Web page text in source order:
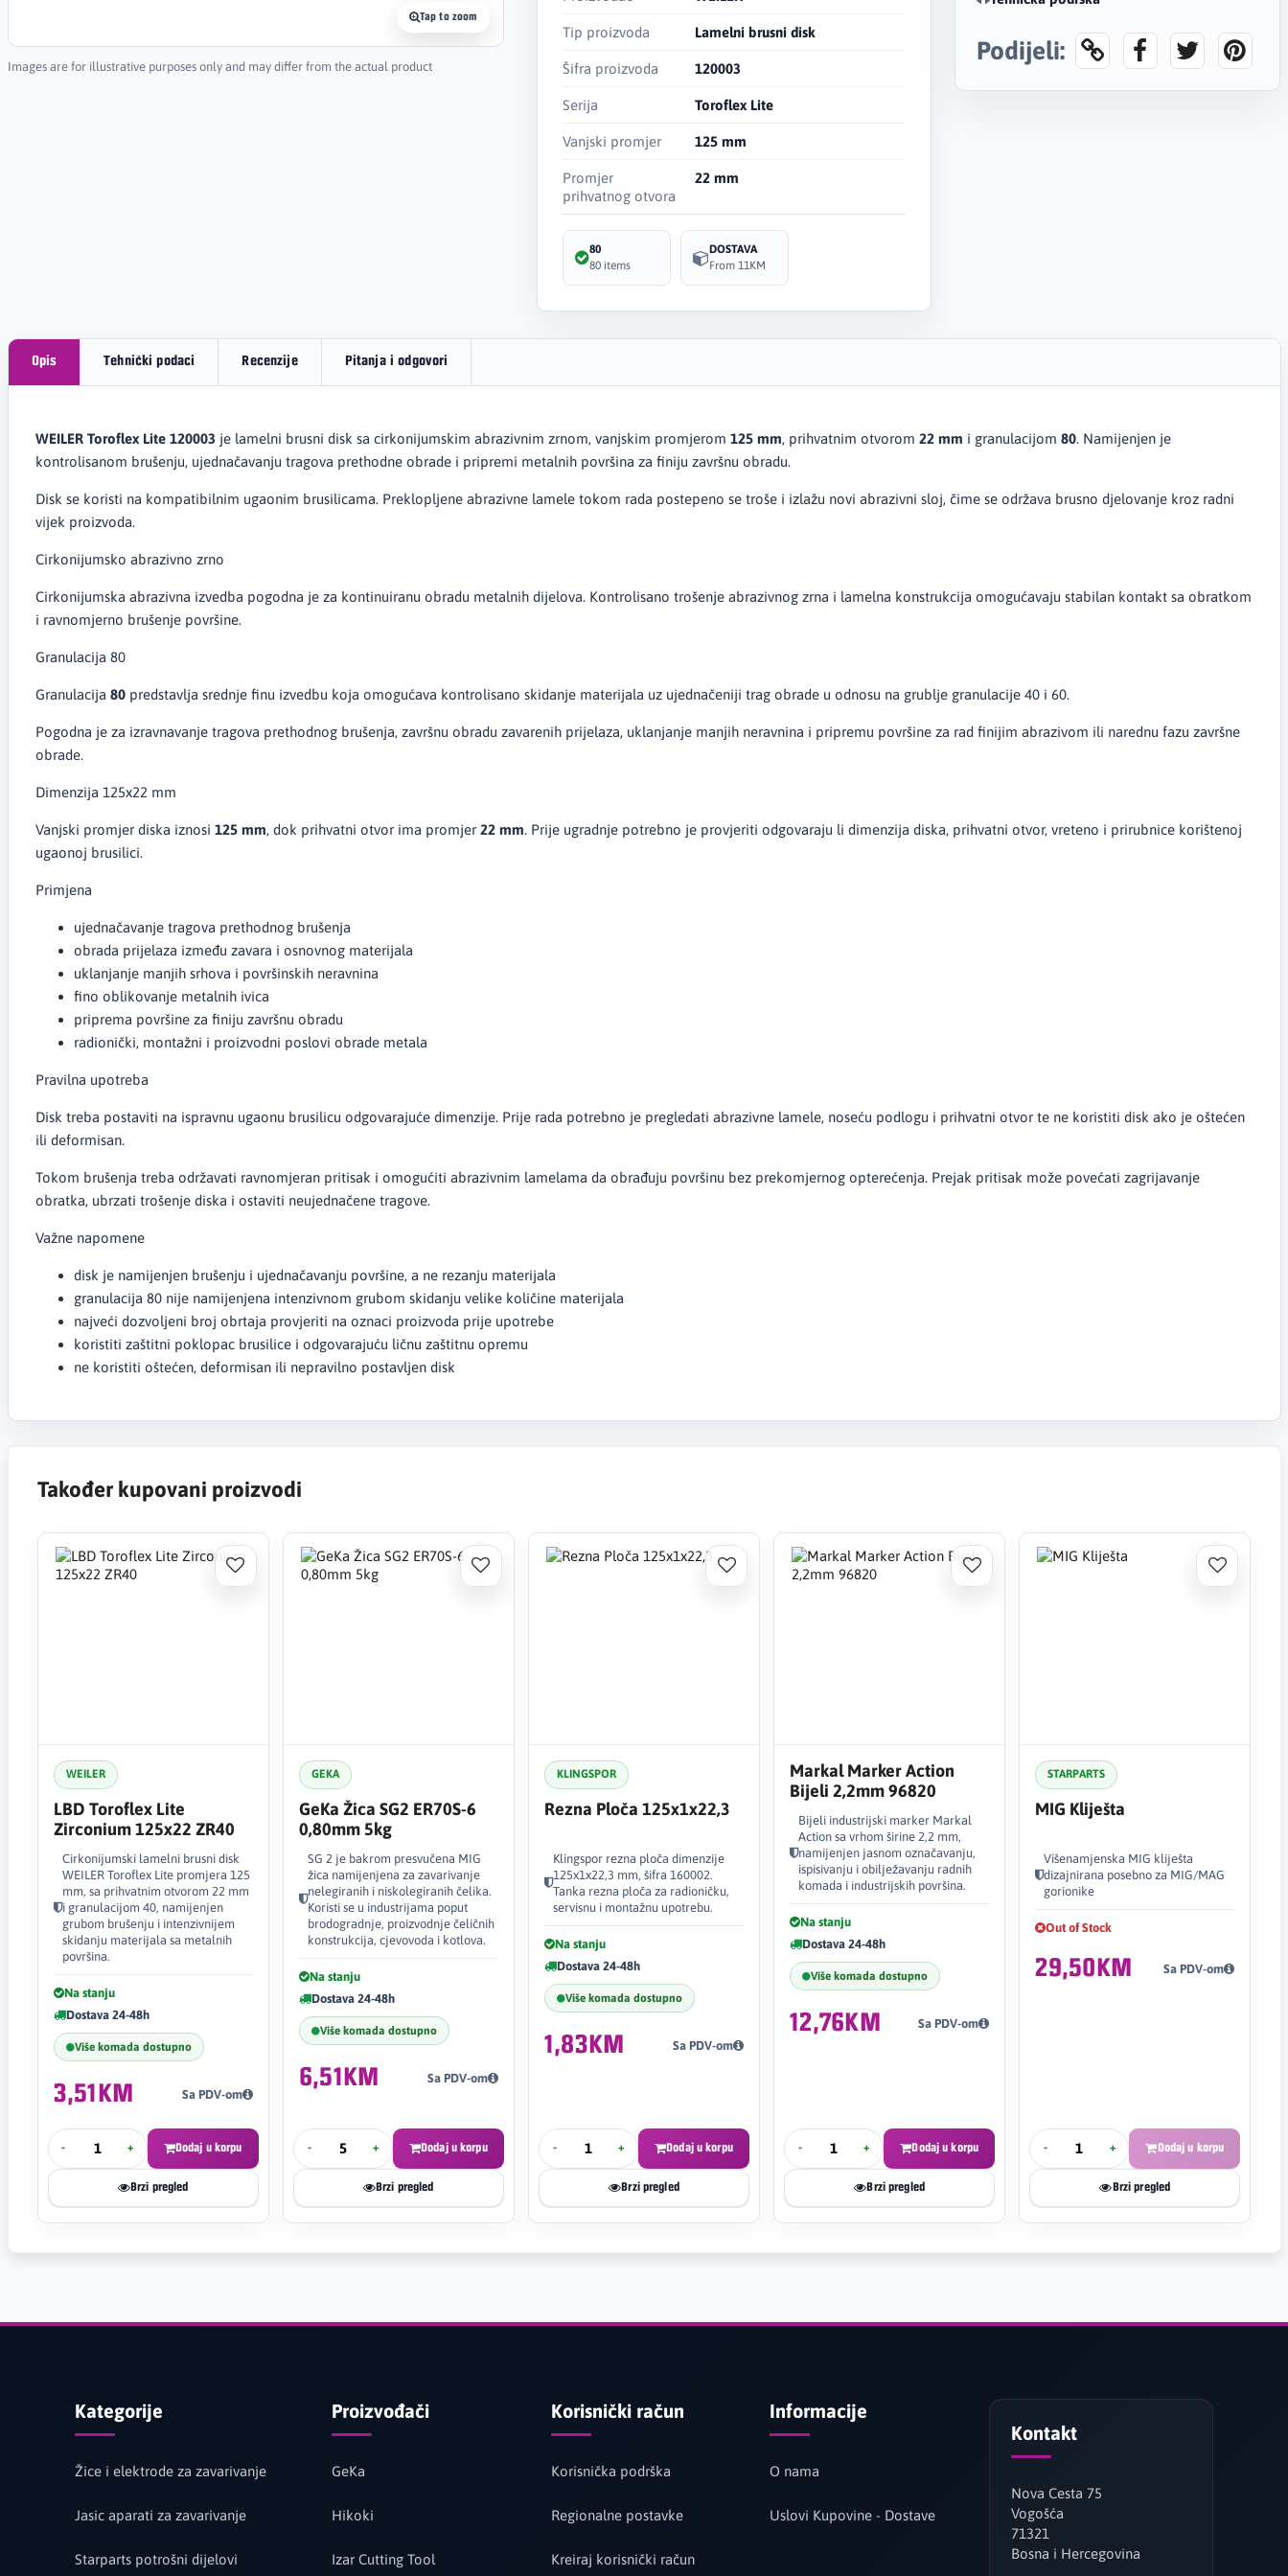
Tap to zoom
Images are for illustrative purposes only and may differ from the actual product
Tip proizvoda Lamelni brusni disk
Šifra proizvoda 120003
Serija Toroflex Lite
Vanjski promjer 125 mm
Promjer
prihvatnog otvora
22 mm
80
80 items
DOSTAVA
From 11KM
Podijeli:
Opis Tehnički podaci Recenzije Pitanja i odgovori
WEILER Toroflex Lite 120003 je lamelni brusni disk sa cirkonijumskim abrazivnim zrnom, vanjskim promjerom 125 mm, prihvatnim otvorom 22 mm i granulacijom 80. Namijenjen je
kontrolisanom brušenju, ujednačavanju tragova prethodne obrade i pripremi metalnih površina za finiju završnu obradu.
Disk se koristi na kompatibilnim ugaonim brusilicama. Preklopljene abrazivne lamele tokom rada postepeno se troše i izlažu novi abrazivni sloj, čime se održava brusno djelovanje kroz radni
vijek proizvoda.
Cirkonijumsko abrazivno zrno
Cirkonijumska abrazivna izvedba pogodna je za kontinuiranu obradu metalnih dijelova. Kontrolisano trošenje abrazivnog zrna i lamelna konstrukcija omogućavaju stabilan kontakt sa obratkom
i ravnomjerno brušenje površine.
Granulacija 80
Granulacija 80predstavlja srednje finu izvedbu koja omogućava kontrolisano skidanje materijala uz ujednačeniji trag obrade u odnosu na grublje granulacije 40 i 60.
Pogodna je za izravnavanje tragova prethodnog brušenja, završnu obradu zavarenih prijelaza, uklanjanje manjih neravnina i pripremu površine za rad finijim abrazivom ili narednu fazu završne
obrade.
Dimenzija 125x22 mm
Vanjski promjer diska iznosi 125 mm, dok prihvatni otvor ima promjer 22 mm. Prije ugradnje potrebno je provjeriti odgovaraju li dimenzija diska, prihvatni otvor, vreteno i prirubnice korištenoj
ugaonoj brusilici.
Primjena
ujednačavanje tragova prethodnog brušenja
obrada prijelaza između zavara i osnovnog materijala
uklanjanje manjih srhova i površinskih neravnina
fino oblikovanje metalnih ivica
priprema površine za finiju završnu obradu
radionički, montažni i proizvodni poslovi obrade metala
Pravilna upotreba
Disk treba postaviti na ispravnu ugaonu brusilicu odgovarajuće dimenzije. Prije rada potrebno je pregledati abrazivne lamele, noseću podlogu i prihvatni otvor te ne koristiti disk ako je oštećen
ili deformisan.
Tokom brušenja treba održavati ravnomjeran pritisak i omogućiti abrazivnim lamelama da obrađuju površinu bez prekomjernog opterećenja. Prejak pritisak može povećati zagrijavanje
obratka, ubrzati trošenje diska i ostaviti neujednačene tragove.
Važne napomene
disk je namijenjen brušenju i ujednačavanju površine, a ne rezanju materijala
granulacija 80 nije namijenjena intenzivnom grubom skidanju velike količine materijala
najveći dozvoljeni broj obrtaja provjeriti na oznaci proizvoda prije upotrebe
koristiti zaštitni poklopac brusilice i odgovarajuću ličnu zaštitnu opremu
ne koristiti oštećen, deformisan ili nepravilno postavljen disk
Također kupovani proizvodi
WEILER
LBD Toroflex Lite
Zirconium 125x22 ZR40
Cirkonijumski lamelni brusni disk
WEILER Toroflex Lite promjera 125
mm, sa prihvatnim otvorom 22 mm
i granulacijom 40, namijenjen
grubom brušenju i intenzivnijem
skidanju materijala sa metalnih
površina.
Na stanju
Dostava 24-48h
Više komada dostupno
3,51KM Sa PDV-om
- + Dodaj u korpu
Brzi pregled
GEKA
GeKa Žica SG2 ER70S-6
0,80mm 5kg
SG 2 je bakrom presvučena MIG
žica namijenjena za zavarivanje
nelegiranih i niskolegiranih čelika.
Koristi se u industrijama poput
brodogradnje, proizvodnje čeličnih
konstrukcija, cjevovoda i kotlova.
Na stanju
Dostava 24-48h
Više komada dostupno
6,51KM Sa PDV-om
- + Dodaj u korpu
Brzi pregled
KLINGSPOR
Rezna Ploča 125x1x22,3
Klingspor rezna ploča dimenzije
125x1x22,3 mm, šifra 160002.
Tanka rezna ploča za radioničku,
servisnu i montažnu upotrebu.
Na stanju
Dostava 24-48h
Više komada dostupno
1,83KM Sa PDV-om
- + Dodaj u korpu
Brzi pregled
Markal Marker Action
Bijeli 2,2mm 96820
Bijeli industrijski marker Markal
Action sa vrhom širine 2,2 mm,
namijenjen jasnom označavanju,
ispisivanju i obilježavanju radnih
komada i industrijskih površina.
Na stanju
Dostava 24-48h
Više komada dostupno
12,76KM Sa PDV-om
- + Dodaj u korpu
Brzi pregled
STARPARTS
MIG Kliješta
Višenamjenska MIG kliješta
dizajnirana posebno za MIG/MAG
gorionike
Out of Stock
29,50KM Sa PDV-om
- + Dodaj u korpu
Brzi pregled
Kategorije
Žice i elektrode za zavarivanje
Jasic aparati za zavarivanje
Starparts potrošni dijelovi
Proizvođači
GeKa
Hikoki
Izar Cutting Tool
Korisnički račun
Korisnička podrška
Regionalne postavke
Kreiraj korisnički račun
Informacije
O nama
Uslovi Kupovine - Dostave
Kontakt
Nova Cesta 75
Vogošća
71321
Bosna i Hercegovina